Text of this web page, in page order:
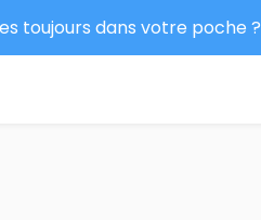
toujours dans votre poche ?